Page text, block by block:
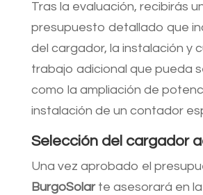
Tras la evaluación, recibirás
presupuesto detallado que
del cargador, la instalación y
trabajo adicional que pueda
como la ampliación de
instalación de un contador
Selección del cargador
Una vez aprobado el
BurgoSolarte asesorará en